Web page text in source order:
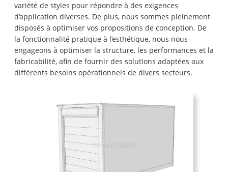
variété de styles pour répondre à des exigences
d’application diverses. De plus, nous sommes pleinement
disposés à optimiser vos propositions de conception. De
la fonctionnalité pratique à l’esthétique, nous nous
engageons à optimiser la structure, les performances et la
fabricabilité, afin de fournir des solutions adaptées aux
différents besoins opérationnels de divers secteurs.